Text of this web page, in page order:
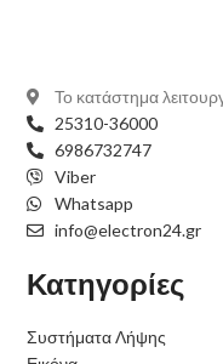
Το κατάστημα
25310-36000
6986732747
Viber
Whatsapp
info@electron24.gr
Κατηγορίες
Συστήματα Λήψης